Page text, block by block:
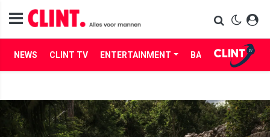
NEWS CLINT TV ENTERTAINMENT BABES LIFE